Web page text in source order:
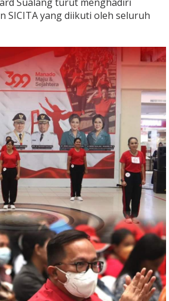
SICITA yang diikuti oleh seluruh